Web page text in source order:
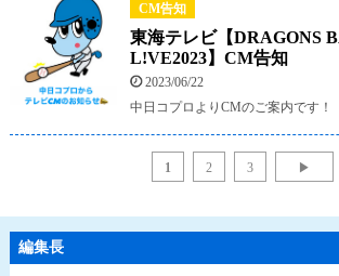
CM告知
東海テレビ【DRAGONS
L!VE2023】CM告知
2023/06/22
中日コプロよりCMのご案内です！
1 2 3 ▶
編集長